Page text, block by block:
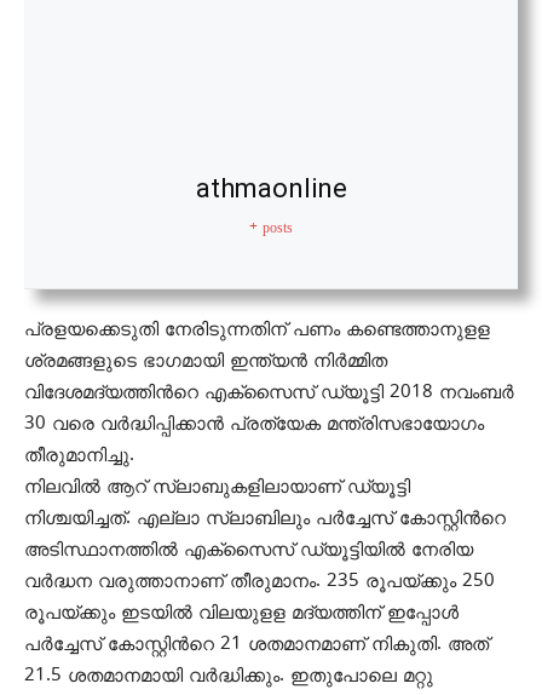
athmaonline
+ posts
പ്രളയക്കെടുതി നേരിടുന്നതിന് പണം കണ്ടെത്താനുളള
ശ്രമങ്ങളുടെ ഭാഗമായി ഇന്ത്യന്‍ നിര്‍മ്മിത
വിദേശമദ്യത്തിന്‍റെ എക്സൈസ് ഡ്യൂട്ടി 2018 നവംബര്‍
30 വരെ വര്‍ദ്ധിപ്പിക്കാന്‍ പ്രത്യേക മന്ത്രിസഭായോഗം
തീരുമാനിച്ചു.
നിലവില്‍ ആറ് സ്ലാബുകളിലായാണ് ഡ്യൂട്ടി
നിശ്ചയിച്ചത്. എല്ലാ സ്ലാബിലും പര്‍ച്ചേസ് കോസ്റ്റിന്‍റെ
അടിസ്ഥാനത്തില്‍ എക്സൈസ് ഡ്യൂട്ടിയില്‍ നേരിയ
വര്‍ദ്ധന വരുത്താനാണ് തീരുമാനം. 235 രൂപയ്ക്കും 250
രൂപയ്ക്കും ഇടയില്‍ വിലയുളള മദ്യത്തിന് ഇപ്പോള്‍
പര്‍ച്ചേസ് കോസ്റ്റിന്‍റെ 21 ശതമാനമാണ് നികുതി. അത്
21.5 ശതമാനമായി വര്‍ദ്ധിക്കും. ഇതുപോലെ മറ്റു